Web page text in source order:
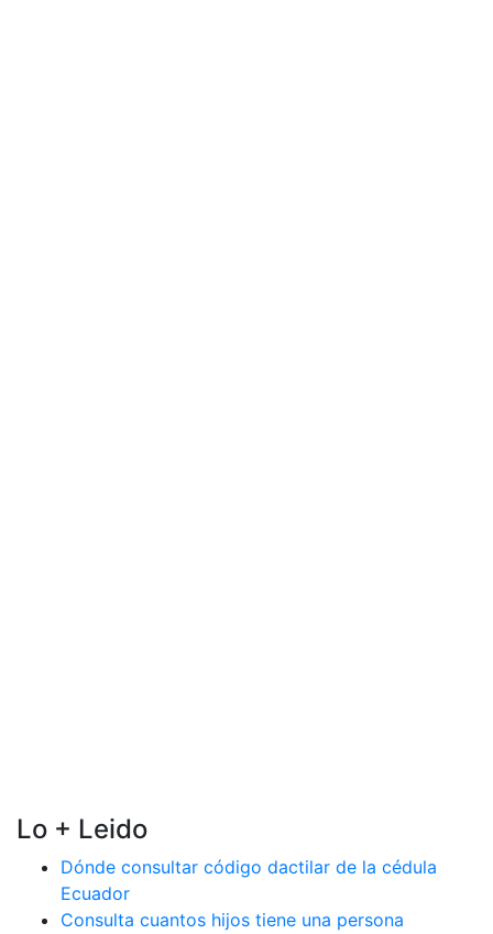
Lo + Leido
Dónde consultar código dactilar de la cédula
Ecuador
Consulta cuantos hijos tiene una persona